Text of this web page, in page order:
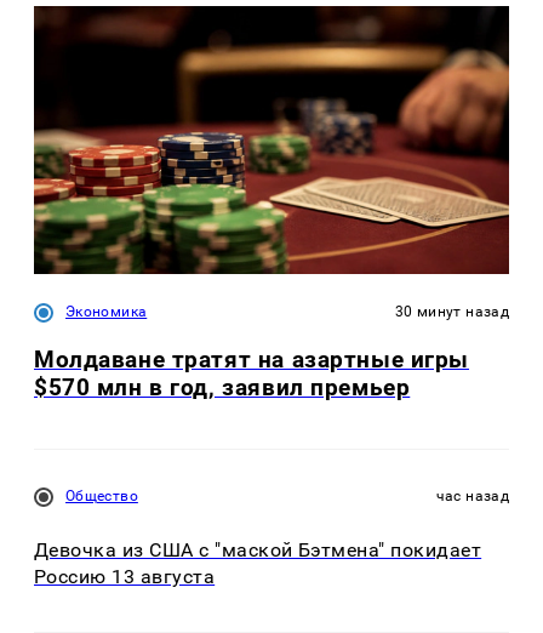
Экономика 30 минут назад
Молдаване тратят на азартные игры
$570 млн в год, заявил премьер
Общество час назад
Девочка из США с "маской Бэтмена" покидает
Россию 13 августа